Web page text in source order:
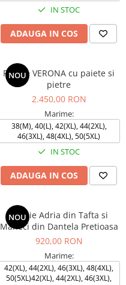
IN STOC
ADAUGA IN COS
NOU
Rochie VERONA cu paiete si
pietre
2.450,00 RON
Marime:
38(M), 40(L), 42(XL), 44(2XL),
46(3XL), 48(4XL), 50(5XL)
IN STOC
ADAUGA IN COS
NOU
Rochie Adria din Tafta si
Maneci din Dantela Pretioasa
920,00 RON
Marime:
42(XL), 44(2XL), 46(3XL), 48(4XL),
50(5XL)42(XL), 44(2XL), 46(3XL),